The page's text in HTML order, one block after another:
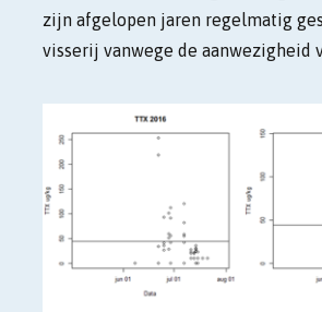
zijn afgelopen jaren regelmatig
visserij vanwege de aanwezigheid